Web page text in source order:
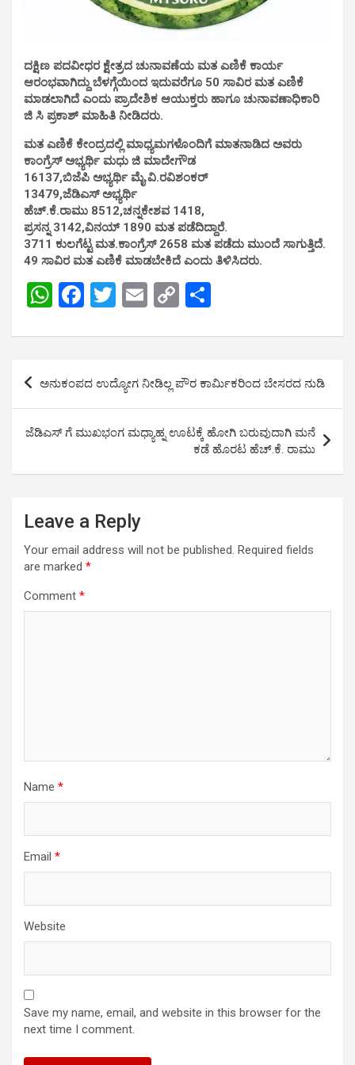
ದಕ್ಷಿಣ ಪದವೀಧರ ಕ್ಷೇತ್ರದ ಚುನಾವಣೆಯ ಮತ ಎಣಿಕೆ ಕಾರ್ಯ
ಆರಂಭವಾಗಿದ್ದು ಬೆಳಗ್ಗೆಯಿಂದ ಇದುವರೆಗೂ 50 ಸಾವಿರ ಮತ ಎಣಿಕೆ
ಮಾಡಲಾಗಿದೆ ಎಂದು ಪ್ರಾದೇಶಿಕ ಆಯುಕ್ತರು ಹಾಗೂ ಚುನಾವಣಾಧಿಕಾರಿ
ಜಿ ಸಿ ಪ್ರಕಾಶ್ ಮಾಹಿತಿ ನೀಡಿದರು.
ಮತ ಎಣಿಕೆ ಕೇಂದ್ರದಲ್ಲಿ ಮಾಧ್ಯಮಗಳೊಂದಿಗೆ ಮಾತನಾಡಿದ ಅವರು
ಕಾಂಗ್ರೆಸ್ ಅಭ್ಯರ್ಥಿ ಮಧು ಜಿ ಮಾದೇಗೌಡ
16137,ಬಿಜೆಪಿ ಅಭ್ಯರ್ಥಿ ಮೈ.ವಿ.ರವಿಶಂಕರ್
13479,ಜೆಡಿಎಸ್ ಅಭ್ಯರ್ಥಿ
ಹೆಚ್.ಕೆ.ರಾಮು 8512,ಚನ್ನಕೇಶವ 1418,
ಪ್ರಸನ್ನ 3142,ವಿನಯ್ 1890 ಮತ ಪಡೆದಿದ್ದಾರೆ.
3711 ಕುಲಗೆಟ್ಟ ಮತ.ಕಾಂಗ್ರೆಸ್ 2658 ಮತ ಪಡೆದು ಮುಂದೆ ಸಾಗುತ್ತಿದೆ.
49 ಸಾವಿರ ಮತ ಎಣಿಕೆ ಮಾಡಬೇಕಿದೆ ಎಂದು ತಿಳಿಸಿದರು.
W
at
s
A
p
p
F
ce
b
o
k
T
tt
er
E
ail
C
py
Li
n
k
ar
e
Post
ಅನುಕಂಪದ ಉದ್ಯೋಗ ನೀಡಿಲ್ಲ ಪೌರ ಕಾರ್ಮಿಕರಿಂದ ಬೇಸರದ ನುಡಿ
ಜೆಡಿಎಸ್ ಗೆ ಮುಖಭಂಗ ಮಧ್ಯಾಹ್ನ ಊಟಕ್ಕೆ ಹೋಗಿ ಬರುವುದಾಗಿ ಮನೆ
ಕಡೆ ಹೊರಟ ಹೆಚ್.ಕೆ. ರಾಮು
Leave a Reply
Your email address will not be published. Required fields
are marked *
Comment *
Name *
Email *
Website
Save my name, email, and website in this browser for the
next time I comment.